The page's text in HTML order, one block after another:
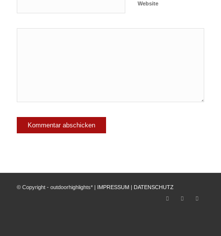
Website
© Copyright - outdoorhighlights* | IMPRESSUM DATENSCHUTZ